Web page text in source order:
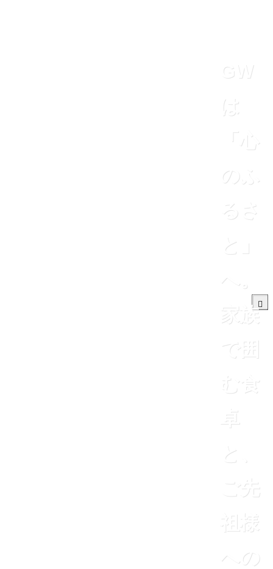
GW
は
「心
のふ
るさ
と」
へ。
家族
で囲
む食
卓
と、
ご先
祖様
への